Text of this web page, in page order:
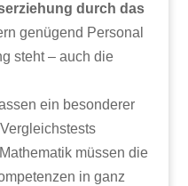
durch das
genügend Personal
steht – auch die
ein besonderer
müssen die
in ganz